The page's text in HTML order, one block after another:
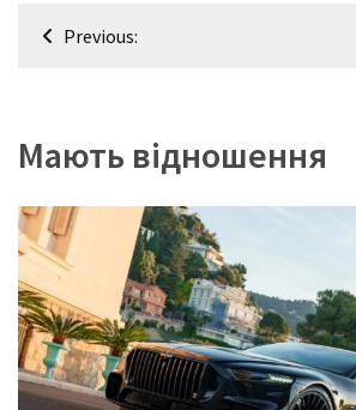
Навігація
Previous:
Мають відношення